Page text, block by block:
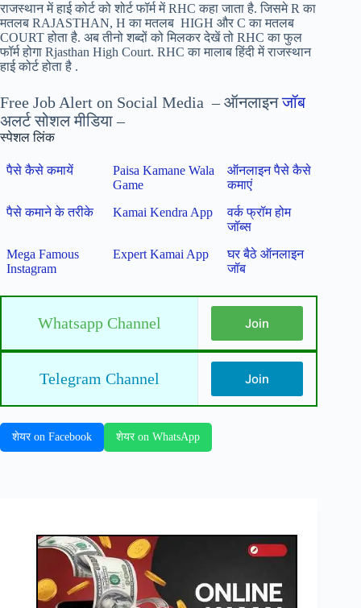
राजस्थान में हाई कोर्ट को शोर्ट फॉर्म में RHC कहा जाता है. जिसमे R का
मतलब RAJASTHAN, H का मतलब HIGH और C का मतलब
COURT होता है. अब तीनो शब्दों को मिलकर देखें तो RHC का फुल
फॉर्म होगा Rjasthan High Court. RHC का मालाब हिंदी में राजस्थान
हाई कोर्ट होता है .
Free Job Alert on Social Media – ऑनलाइनजॉब
अलर्ट सोशल मीडिया –
स्पेशल लिंक
पैसे कैसे कमायें
Paisa Kamane Wala
Game
ऑनलाइन पैसे कैसे
कमाएं
पैसे कमाने के तरीके
Kamai Kendra App
वर्क फ्रॉम होम
जॉब्स
Mega Famous
Instagram
Expert Kamai App
घर बैठे ऑनलाइन
जॉब
Whatsapp Channel Join
Telegram Channel Join
शेयर on Facebook शेयर on WhatsApp